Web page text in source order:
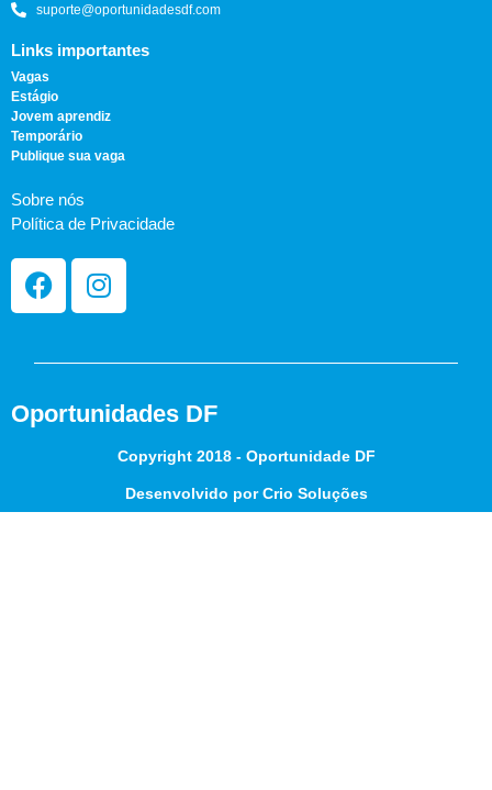
suporte@oportunidadesdf.com
Links importantes
Vagas
Estágio
Jovem aprendiz
Temporário
Publique sua vaga
Sobre nós
Política de Privacidade
Oportunidades DF
Copyright 2018 - Oportunidade DF
Desenvolvido por Crio Soluções